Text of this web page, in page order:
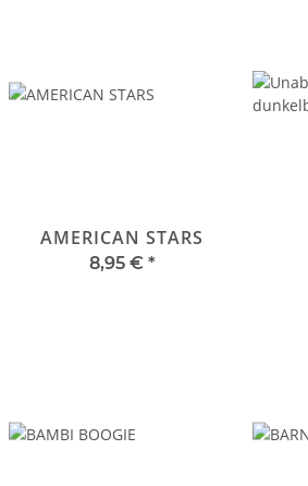
AMERICAN STARS
8,95 € *